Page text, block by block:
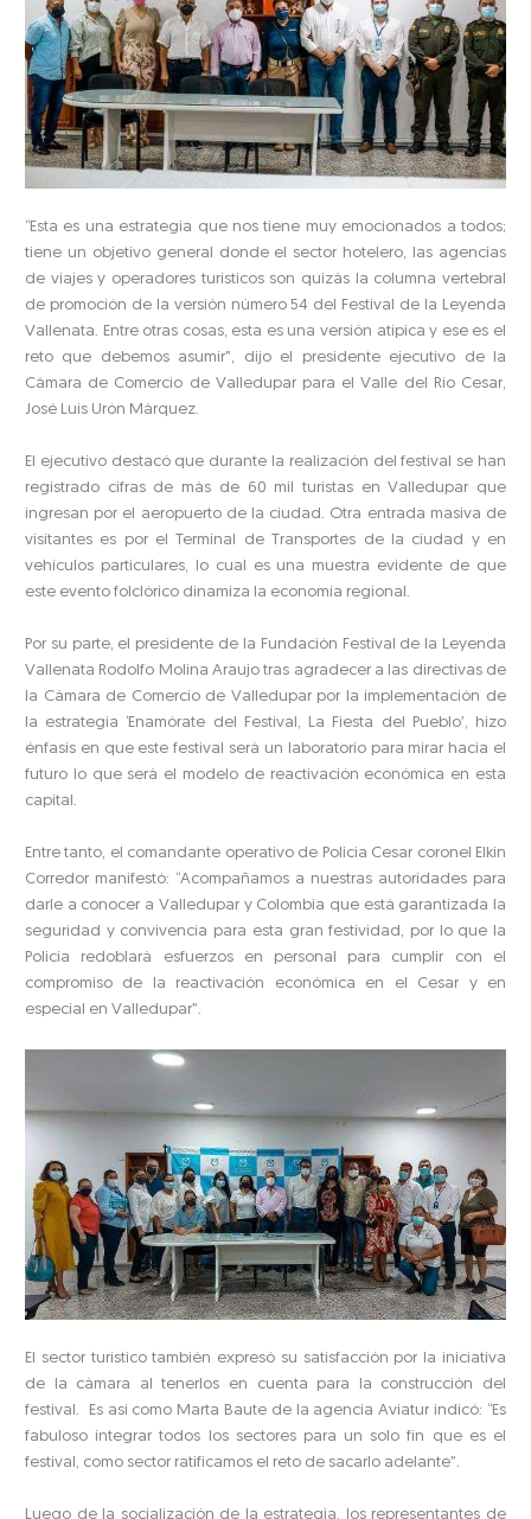
“Esta es una estrategia que nos tiene muy emocionados a todos;
tiene un objetivo general donde el sector hotelero, las agencias
de viajes y operadores turísticos son quizás la columna vertebral
de promoción de la versión número 54 del Festival de la Leyenda
Vallenata. Entre otras cosas, esta es una versión atípica y ese es el
reto que debemos asumir”, dijo el presidente ejecutivo de la
Cámara de Comercio de Valledupar para el Valle del Río Cesar,
José Luís Urón Márquez.
El ejecutivo destacó que durante la realización del festival se han
registrado cifras de más de 60 mil turistas en Valledupar que
ingresan por el aeropuerto de la ciudad. Otra entrada masiva de
visitantes es por el Terminal de Transportes de la ciudad y en
vehículos particulares, lo cual es una muestra evidente de que
este evento folclórico dinamiza la economía regional.
Por su parte, el presidente de la Fundación Festival de la Leyenda
Vallenata Rodolfo Molina Araujo tras agradecer a las directivas de
la Cámara de Comercio de Valledupar por la implementación de
la estrategia ‘Enamórate del Festival, La Fiesta del Pueblo’, hizo
énfasis en que este festival será un laboratorio para mirar hacia el
futuro lo que será el modelo de reactivación económica en esta
capital.
Entre tanto, el comandante operativo de Policía Cesar coronel Elkin
Corredor manifestó: “Acompañamos a nuestras autoridades para
darle a conocer a Valledupar y Colombia que está garantizada la
seguridad y convivencia para esta gran festividad, por lo que la
Policía redoblará esfuerzos en personal para cumplir con el
compromiso de la reactivación económica en el Cesar y en
especial en Valledupar”.
El sector turístico también expresó su satisfacción por la iniciativa
de la cámara al tenerlos en cuenta para la construcción del
festival. Es así como Marta Baute de la agencia Aviatur indicó: “Es
fabuloso integrar todos los sectores para un solo fin que es el
festival, como sector ratificamos el reto de sacarlo adelante”.
Luego de la socialización de la estrategia, los representantes de